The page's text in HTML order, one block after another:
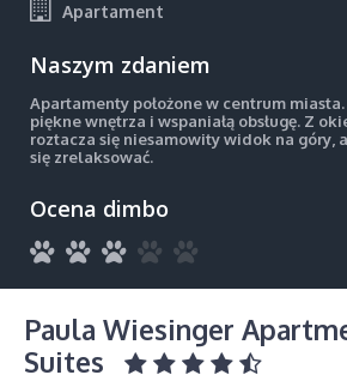
Apartament
Naszym zdaniem
Apartamenty położone w centrum
piękne wnętrza i wspaniałą obsługę. Z
roztacza się niesamowity widok na góry,
się zrelaksować.
Ocena dimbo
Paula Wiesinger
Suites